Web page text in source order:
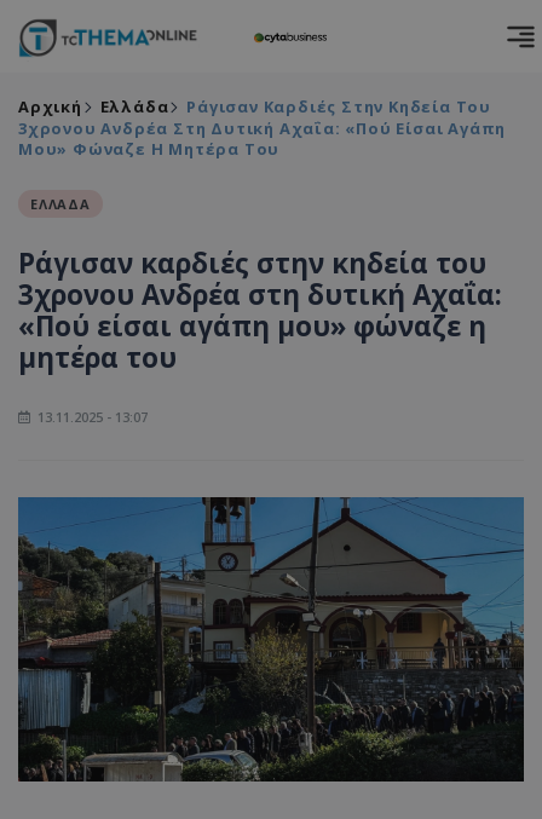
Αρχική Ελλάδα
Ράγισαν Καρδιές Στην Κηδεία Του
3χρονου Ανδρέα Στη Δυτική Αχαΐα: «Πού Είσαι Αγάπη
Μου» Φώναζε Η Μητέρα Του
ΕΛΛΑΔΑ
Ράγισαν καρδιές στην κηδεία του
3χρονου Ανδρέα στη δυτική Αχαΐα:
«Πού είσαι αγάπη μου» φώναζε η
μητέρα του
13.11.2025 - 13:07